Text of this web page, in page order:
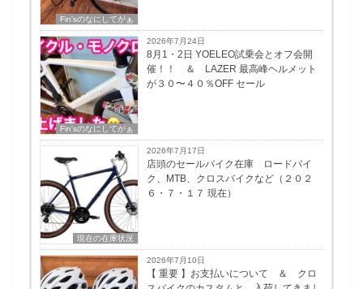
Fin'sのなにしてがぁ
Fin'sのなにしてがぁ
2026年7月24日
8月1・2日 YOELEO試乗会とオフ会開
催！！ ＆ LAZER 最高峰ヘルメット
が３０〜４０％OFF セール
現在の在庫状況
2026年7月17日
店頭のセールバイク在庫 ロードバイ
ク、MTB、クロスバイクなど（２０２
６・７・１７ 現在）
2026年7月10日
【 重要 】お支払いについて ＆ クロ